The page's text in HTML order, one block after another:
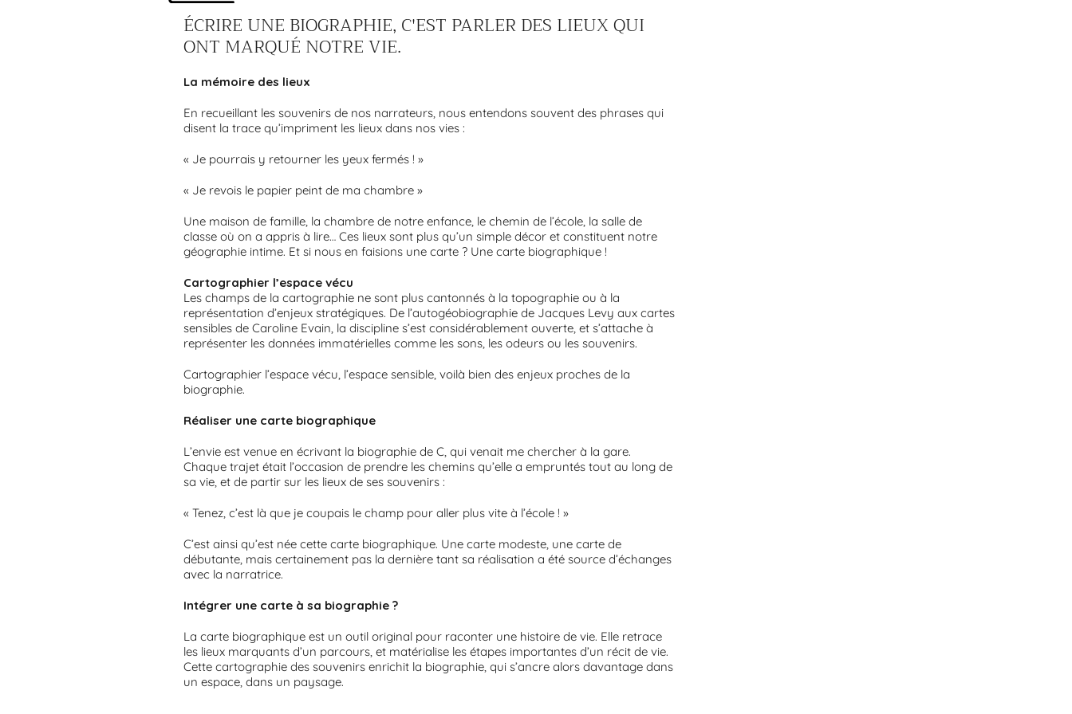
ÉCRIRE UNE BIOGRAPHIE, C'EST PARLER DES LIEUX QUI
ONT MARQUÉ NOTRE VIE.
La mémoire des lieux
En recueillant les souvenirs de nos narrateurs, nous entendons souvent des phrases qui
disent la trace qu’impriment les lieux dans nos vies :
« Je pourrais y retourner les yeux fermés ! »
« Je revois le papier peint de ma chambre »
Une maison de famille, la chambre de notre enfance, le chemin de l’école, la salle de
classe où on a appris à lire… Ces lieux sont plus qu’un simple décor et constituent notre
géographie intime. Et si nous en faisions une carte ? Une carte biographique !
Cartographier l’espace vécu
Les champs de la cartographie ne sont plus cantonnés à la topographie ou à la
représentation d’enjeux stratégiques. De l’autogéobiographie de Jacques Levy aux cartes
sensibles de Caroline Evain, la discipline s’est considérablement ouverte, et s’attache à
représenter les données immatérielles comme les sons, les odeurs ou les souvenirs.
Cartographier l’espace vécu, l’espace sensible, voilà bien des enjeux proches de la
biographie.
Réaliser une carte biographique
L’envie est venue en écrivant la biographie de C, qui venait me chercher à la gare.
Chaque trajet était l’occasion de prendre les chemins qu’elle a empruntés tout au long de
sa vie, et de partir sur les lieux de ses souvenirs :
« Tenez, c’est là que je coupais le champ pour aller plus vite à l’école ! »
C’est ainsi qu’est née cette carte biographique. Une carte modeste, une carte de
débutante, mais certainement pas la dernière tant sa réalisation a été source d’échanges
avec la narratrice.
Intégrer une carte à sa biographie ?
La carte biographique est un outil original pour raconter une histoire de vie. Elle retrace
les lieux marquants d’un parcours, et matérialise les étapes importantes d’un récit de vie.
Cette cartographie des souvenirs enrichit la biographie, qui s’ancre alors davantage dans
un espace, dans un paysage.